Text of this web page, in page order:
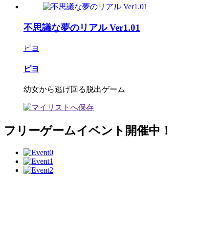
不思議な夢のリアル Ver1.01
ピヨ
ピヨ
幼女から逃げ回る脱出ゲーム
フリーゲームイベント開催中！